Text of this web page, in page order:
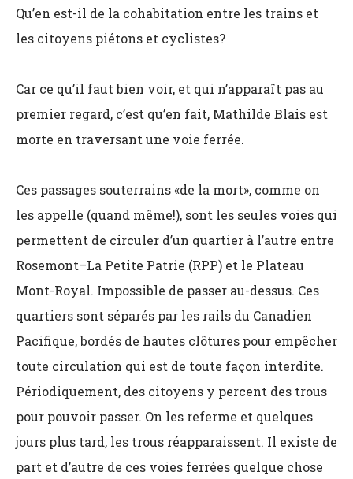
Qu’en est-il de la cohabitation entre les trains et
les citoyens piétons et cyclistes?
Car ce qu’il faut bien voir, et qui n’apparaît pas au
premier regard, c’est qu’en fait, Mathilde Blais est
morte en traversant une voie ferrée.
Ces passages souterrains «de la mort», comme on
les appelle (quand même!), sont les seules voies qui
permettent de circuler d’un quartier à l’autre entre
Rosemont–La Petite Patrie (RPP) et le Plateau
Mont-Royal. Impossible de passer au-dessus. Ces
quartiers sont séparés par les rails du Canadien
Pacifique, bordés de hautes clôtures pour empêcher
toute circulation qui est de toute façon interdite.
Périodiquement, des citoyens y percent des trous
pour pouvoir passer. On les referme et quelques
jours plus tard, les trous réapparaissent. Il existe de
part et d’autre de ces voies ferrées quelque chose